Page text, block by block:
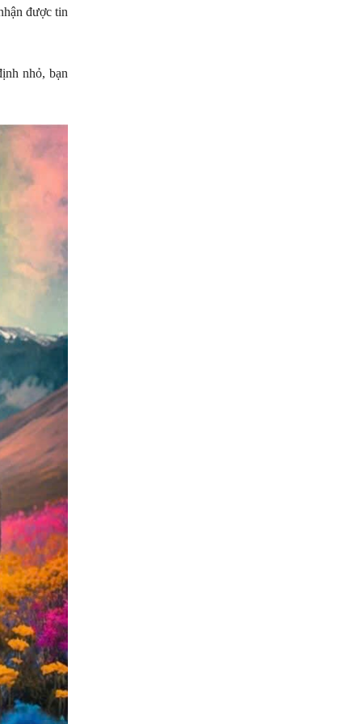
được tin
nhỏ, bạn